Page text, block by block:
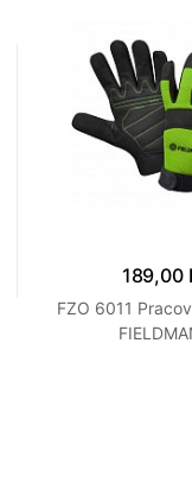
189,00
FZO 6011